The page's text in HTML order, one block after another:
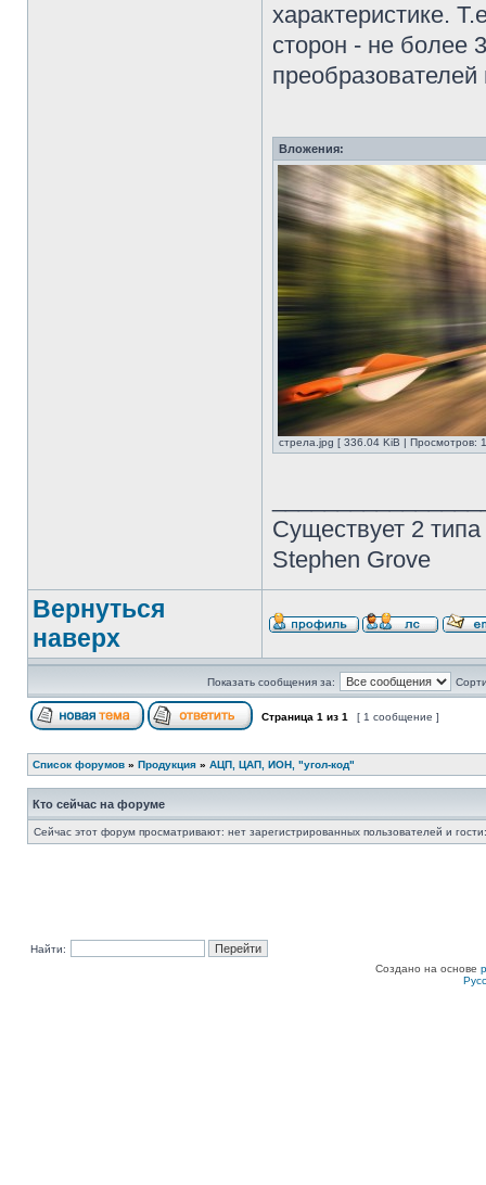
характеристике.
сторон - не более
Вложения:
стрела.jpg [ 336.04 KiB | Просмотров:
Существует 2
Stephen Grove
Вернуться
наверх
Показать сообщения за:
Страница 1 из 1 [ 1 сообщение ]
Список форумов » Продукция » АЦП, ЦАП, ИОН, "угол-код"
Кто сейчас на форуме
Сейчас этот форум просматривают: нет зарегистрированных пользователей и
Найти:
Создано на основе